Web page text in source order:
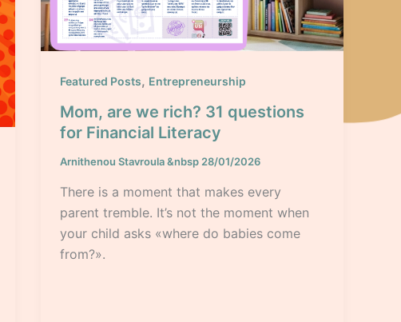
Featured Posts, Entrepreneurship
Mom, are we rich? 31 questions
for Financial Literacy
Arnithenou Stavroula&nbsp 28/01/2026
There is a moment that makes every
parent tremble. It’s not the moment when
your child asks «where do babies come
from?».